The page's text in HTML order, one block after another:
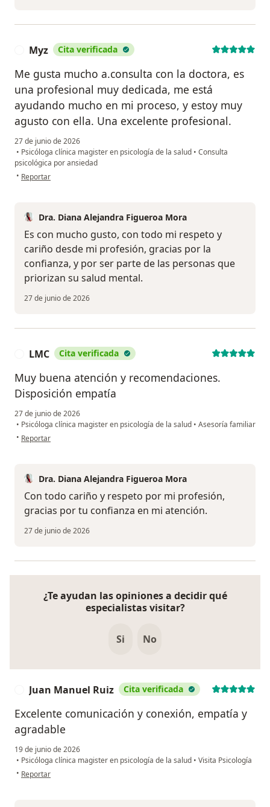
Myz Cita verificada
Me gusta mucho a.consulta con la doctora, es
una profesional muy dedicada, me está
ayudando mucho en mi proceso, y estoy muy
agusto con ella. Una excelente profesional.
27 de junio de 2026
• Psicóloga clínica magister en psicología de la salud • Consulta
psicológica por ansiedad
• en opinión del usuario Myz
Reportar
Dra. Diana Alejandra Figueroa Mora
Es con mucho gusto, con todo mi respeto y
cariño desde mi profesión, gracias por la
confianza, y por ser parte de las personas que
priorizan su salud mental.
27 de junio de 2026
LMC Cita verificada
Muy buena atención y recomendaciones.
Disposición empatía
27 de junio de 2026
• Psicóloga clínica magister en psicología de la salud • Asesoría familiar
• en opinión del usuario LMC
Reportar
Dra. Diana Alejandra Figueroa Mora
Con todo cariño y respeto por mi profesión,
gracias por tu confianza en mi atención.
27 de junio de 2026
¿Te ayudan las opiniones a decidir qué
especialistas visitar?
Si No
Juan Manuel Ruiz Cita verificada
Excelente comunicación y conexión, empatía y
agradable
19 de junio de 2026
• Psicóloga clínica magister en psicología de la salud • Visita Psicología
• en opinión del usuario Juan Manuel Ruiz
Reportar